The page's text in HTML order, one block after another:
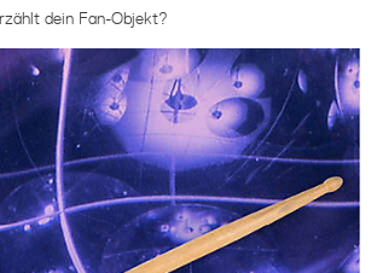
dein Fan-Objekt?